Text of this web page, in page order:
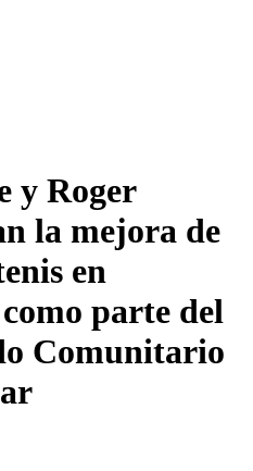
y Roger
la mejora de
en
parte del
Comunitario